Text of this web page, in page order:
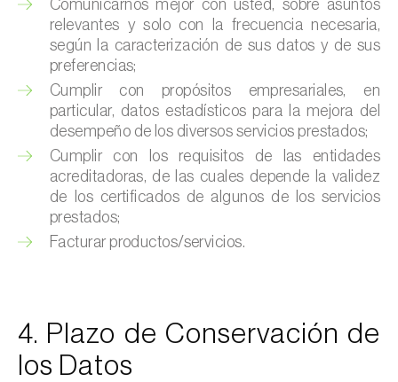
Comunicarnos mejor con usted, sobre asuntos
relevantes y solo con la frecuencia necesaria,
según la caracterización de sus datos y de sus
preferencias;
Cumplir con propósitos empresariales, en
particular, datos estadísticos para la mejora del
desempeño de los diversos servicios prestados;
Cumplir con los requisitos de las entidades
acreditadoras, de las cuales depende la validez
de los certificados de algunos de los servicios
prestados;
Facturar productos/servicios.
4. Plazo de Conservación de
los Datos